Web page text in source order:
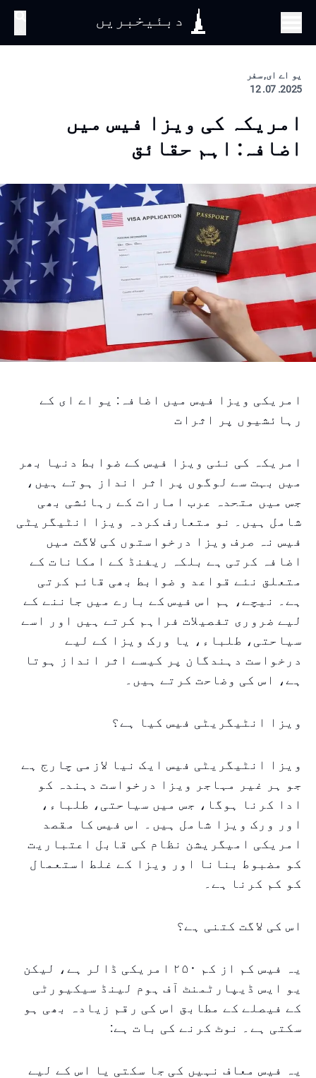
دبئیخبریں
یو اے ای, سفر
2025. 07. 12
امریکہ کی ویزا فیس میں
اضافہ: اہم حقائق
امریکی ویزا فیس میں اضافہ: یو اے ای کے
رہائشیوں پر اثرات
امریکہ کی نئی ویزا فیس کے ضوابط دنیا بھر
میں بہت سے لوگوں پر اثر انداز ہوتے ہیں،
جس میں متحدہ عرب امارات کے رہائشی بھی
شامل ہیں۔ نو متعارف کردہ ویزا انٹیگریٹی
فیس نہ صرف ویزا درخواستوں کی لاگت میں
اضافہ کرتی ہے بلکہ ریفنڈ کے امکانات کے
متعلق نئے قواعد و ضوابط بھی قائم کرتی
ہے۔ نیچے، ہم اس فیس کے بارے میں جاننے کے
لیے ضروری تفصیلات فراہم کرتے ہیں اور اسے
سیاحتی، طلباء، یا ورک ویزا کے لیے
درخواست دہندگان پر کیسے اثر انداز ہوتا
ہے، اس کی وضاحت کرتے ہیں۔
ویزا انٹیگریٹی فیس کیا ہے؟
ویزا انٹیگریٹی فیس ایک نیا لازمی چارج ہے
جو ہر غیر مہاجر ویزا درخواست دہندہ کو
ادا کرنا ہوگا، جس میں سیاحتی، طلباء،
اور ورک ویزا شامل ہیں۔ اس فیس کا مقصد
امریکی امیگریشن نظام کی قابل اعتباریت
کو مضبوط بنانا اور ویزا کے غلط استعمال
کو کم کرنا ہے۔
اس کی لاگت کتنی ہے؟
یہ فیس کم از کم ۲۵۰ امریکی ڈالر ہے، لیکن
یو ایس ڈیپارٹمنٹ آف ہوم لینڈ سیکیورٹی
کے فیصلے کے مطابق اس کی رقم زیادہ بھی ہو
سکتی ہے۔ نوٹ کرنے کی بات ہے:
یہ فیس معاف نہیں کی جا سکتی یا اس کے لیے